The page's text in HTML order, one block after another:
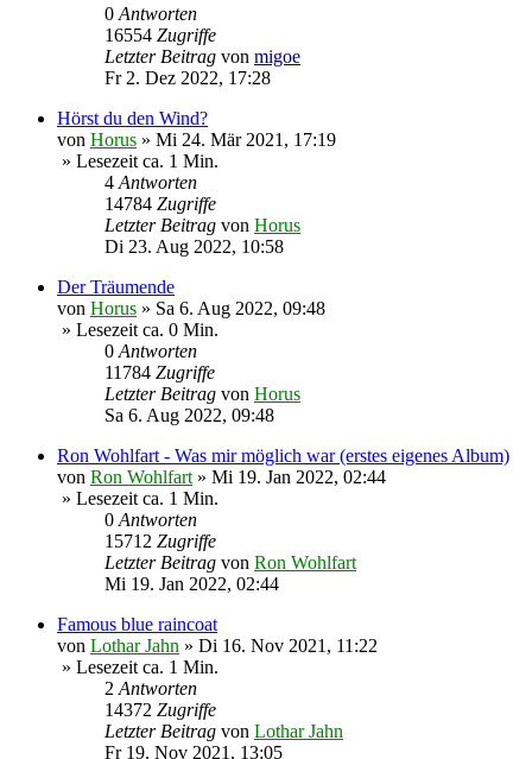
0 Antworten
16554 Zugriffe
Letzter Beitrag von migoe
Fr 2. Dez 2022, 17:28
Hörst du den Wind?
von Horus » Mi 24. Mär 2021, 17:19
» Lesezeit ca. 1 Min.
4 Antworten
14784 Zugriffe
Letzter Beitrag von Horus
Di 23. Aug 2022, 10:58
Der Träumende
von Horus » Sa 6. Aug 2022, 09:48
» Lesezeit ca. 0 Min.
0 Antworten
11784 Zugriffe
Letzter Beitrag von Horus
Sa 6. Aug 2022, 09:48
Ron Wohlfart - Was mir möglich war (erstes eigenes Album)
von Ron Wohlfart » Mi 19. Jan 2022, 02:44
» Lesezeit ca. 1 Min.
0 Antworten
15712 Zugriffe
Letzter Beitrag von Ron Wohlfart
Mi 19. Jan 2022, 02:44
Famous blue raincoat
von Lothar Jahn » Di 16. Nov 2021, 11:22
» Lesezeit ca. 1 Min.
2 Antworten
14372 Zugriffe
Letzter Beitrag von Lothar Jahn
Fr 19. Nov 2021, 13:05